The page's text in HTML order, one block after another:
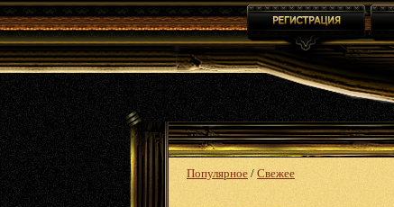
Популярное / Свежее